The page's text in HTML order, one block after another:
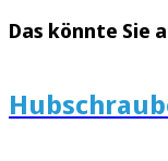
Das könnte Sie